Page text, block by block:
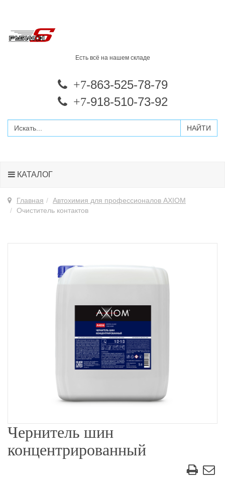
Есть всё на нашем складе
+7-863-525-78-79
+7-918-510-73-92
КАТАЛОГ
Главная
Автохимия для профессионалов AXIOM
Очиститель контактов
Чернитель шин
концентрированный